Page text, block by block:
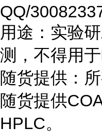
QQ/
用途：实验
测，不得用
随货提供：
随货提供
HPLC。